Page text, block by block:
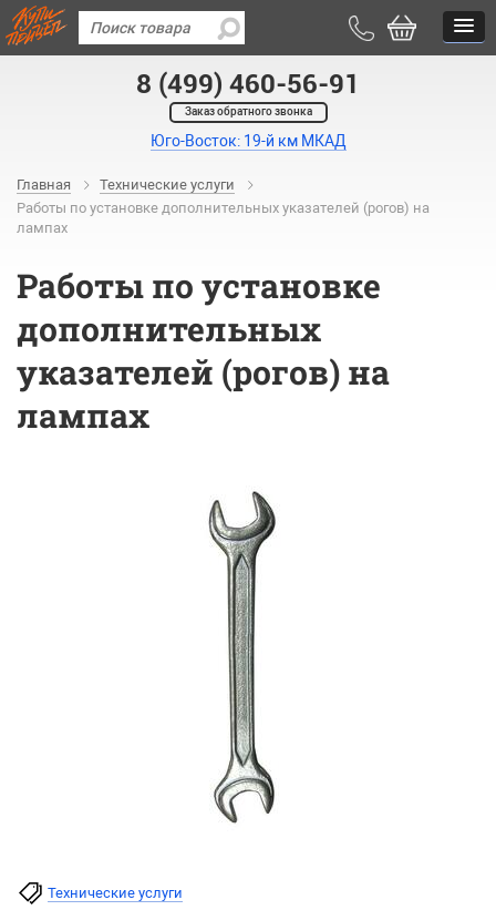
8 (499) 460-56-91
Заказ обратного звонка
Юго-Восток: 19-й км МКАД
Главная
Технические услуги
Работы по установке дополнительных указателей (рогов) на
лампах
Работы по установке
дополнительных
указателей (рогов) на
лампах
Технические услуги